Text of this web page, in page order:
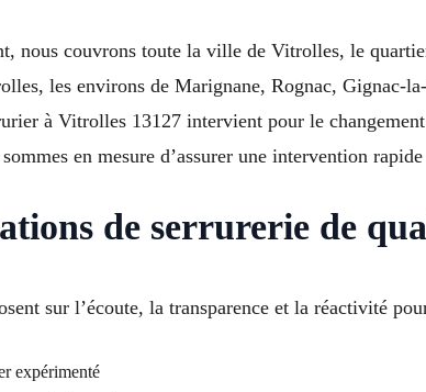
nous couvrons toute la ville de Vitrolles, le
les environs de Marignane, Rognac, Gignac-
à Vitrolles 13127 intervient pour le
en mesure d’assurer une intervention
de serrurerie de
sur l’écoute, la transparence et la réactivité
expérimenté